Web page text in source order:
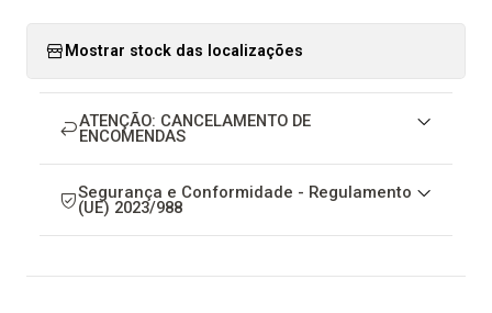
Mostrar stock das localizações
ATENÇÃO: CANCELAMENTO DE
ENCOMENDAS
Segurança e Conformidade - Regulamento
(UE) 2023/988